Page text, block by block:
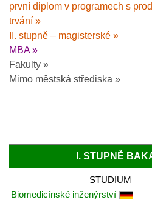
první diplom v programech s
trvání »
II. stupně – magisterské »
MBA »
Fakulty »
Mimo městská střediska »
I. STUPNĚ
STUDIUM
Biomedicínské inženýrství